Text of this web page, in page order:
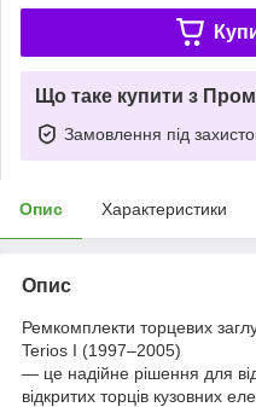
Що таке купити з
Замовлення під
Опис Характеристики
Опис
Ремкомплекти торцевих
Terios I (1997–2005)
— це надійне рішення для
відкритих торців кузовних